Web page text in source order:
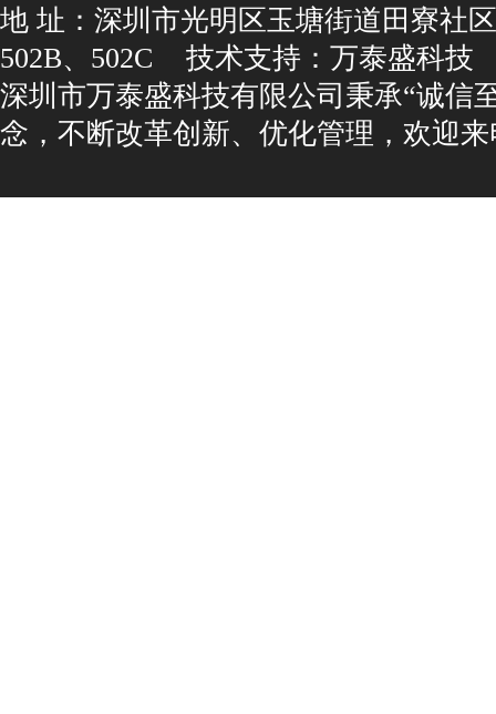
地址：深圳市光明区玉塘街道田寮社
502B、502C
技术支持： 万泰盛科技
深圳市万泰盛科技有限公司秉承“诚信
念，不断改革创新、优化管理，欢迎